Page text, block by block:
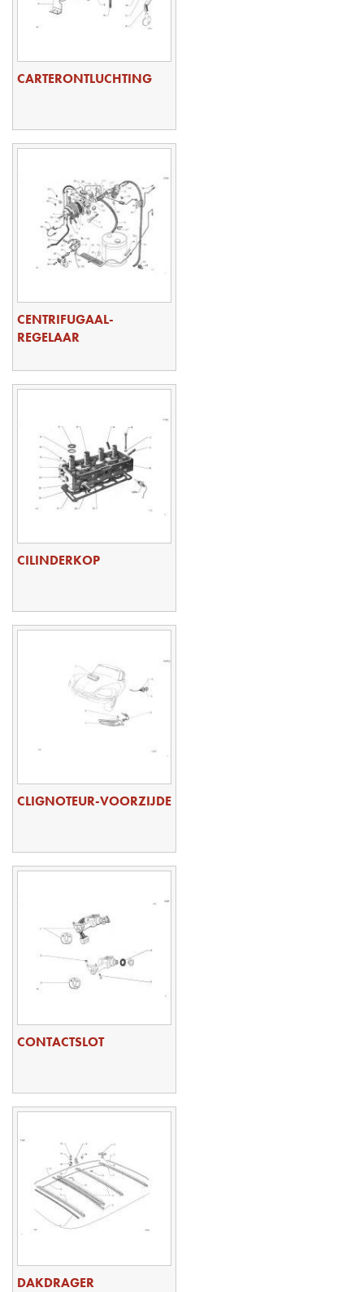
CARTERONTLUCHTING
CENTRIFUGAAL-
REGELAAR
CILINDERKOP
CLIGNOTEUR-VOORZIJDE
CONTACTSLOT
DAKDRAGER